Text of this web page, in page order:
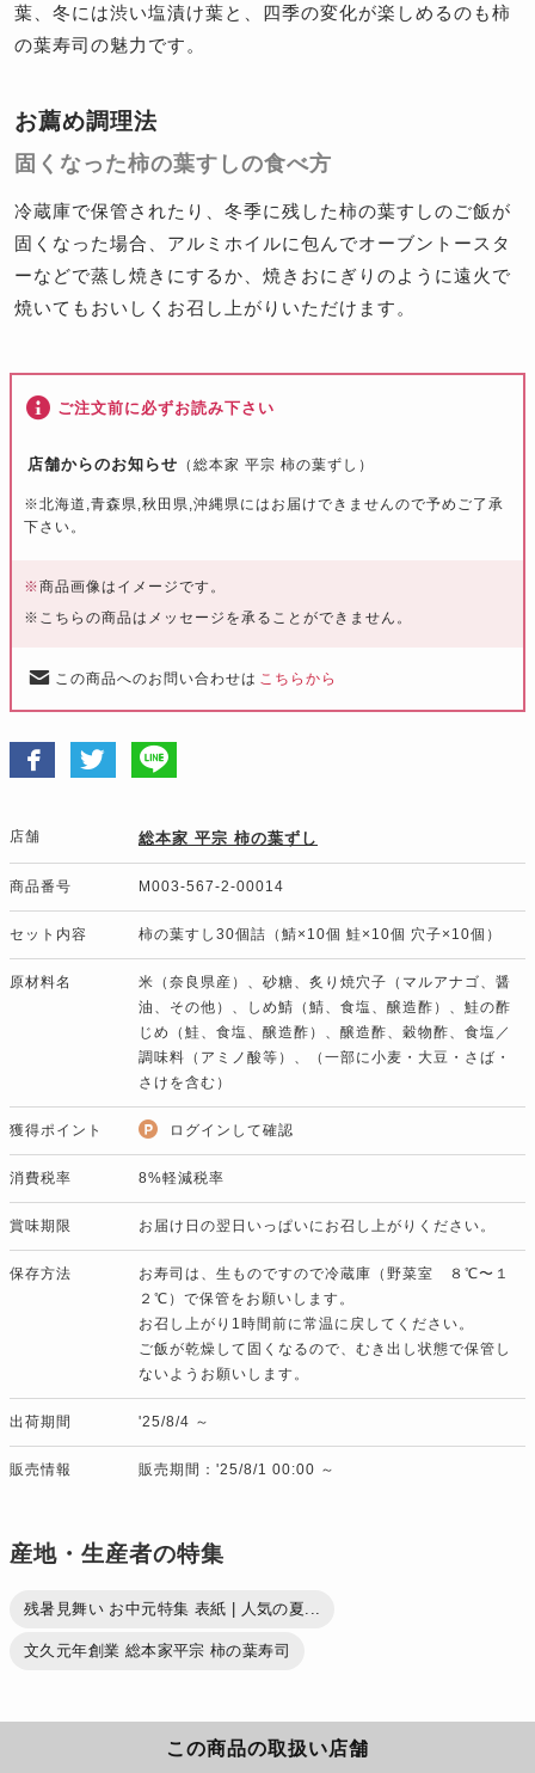
葉、冬には渋い塩漬け葉と、四季の変化が楽しめるのも柿
の葉寿司の魅力です。
お薦め調理法
固くなった柿の葉すしの食べ方
冷蔵庫で保管されたり、冬季に残した柿の葉すしのご飯が
固くなった場合、アルミホイルに包んでオーブントースタ
ーなどで蒸し焼きにするか、焼きおにぎりのように遠火で
焼いてもおいしくお召し上がりいただけます。
ご注文前に必ずお読み下さい
店舗からのお知らせ （総本家 平宗 柿の葉ずし）
※北海道,青森県,秋田県,沖縄県にはお届けできませんので予めご了承
下さい。
※商品画像はイメージです。
※こちらの商品はメッセージを承ることができません。
この商品へのお問い合わせは こちらから
店舗 総本家 平宗 柿の葉ずし
商品番号 M003-567-2-00014
セット内容 柿の葉すし30個詰（鯖×10個 鮭×10個 穴子×10個）
原材料名
米（奈良県産）、砂糖、炙り焼穴子（マルアナゴ、醤
油、その他）、しめ鯖（鯖、食塩、醸造酢）、鮭の酢
じめ（鮭、食塩、醸造酢）、醸造酢、穀物酢、食塩／
調味料（アミノ酸等）、（一部に小麦・大豆・さば・
さけを含む）
獲得ポイント ログインして確認
消費税率 8%軽減税率
賞味期限 お届け日の翌日いっぱいにお召し上がりください。
保存方法
お寿司は、生ものですので冷蔵庫（野菜室 ８℃〜１
２℃）で保管をお願いします。
お召し上がり1時間前に常温に戻してください。
ご飯が乾燥して固くなるので、むき出し状態で保管し
ないようお願いします。
出荷期間 '25/8/4 ～
販売情報 販売期間：'25/8/1 00:00 ～
産地・生産者の特集
残暑見舞い お中元特集 表紙 | 人気の夏...
文久元年創業 総本家平宗 柿の葉寿司
この商品の取扱い店舗